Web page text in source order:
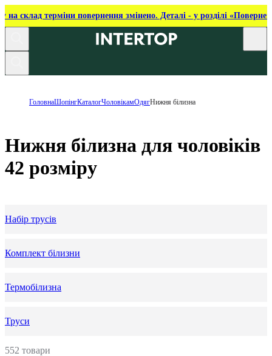
на склад терміни повернення змінено. Деталі - у розділі
ГоловнаШопінгКаталогЧоловікамОдягНижня білизна
Нижня білизна для чоловіків
42 розміру
Набір трусів
Комплект білизни
Термобілизна
Труси
552 товари